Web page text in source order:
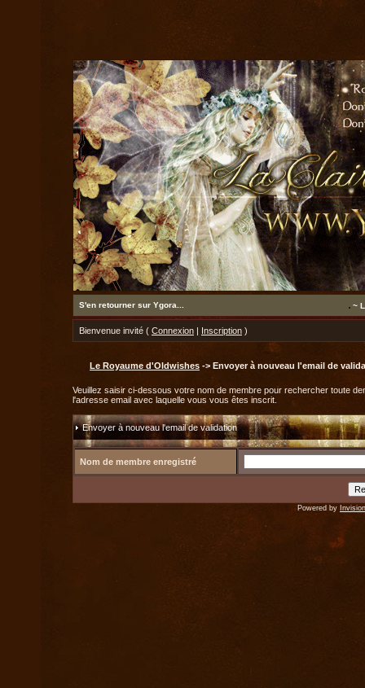
S'en retourner sur Ygora... ~
Bienvenue invité ( Connexion | Inscription )
Le Royaume d'Oldwishes -> Envoyer à nouveau l'email de
Veuillez saisir ci-dessous votre nom de membre pour rechercher toute
l'adresse email avec laquelle vous vous êtes inscrit.
Envoyer à nouveau l'email de validation
Nom de membre enregistré
Powered by